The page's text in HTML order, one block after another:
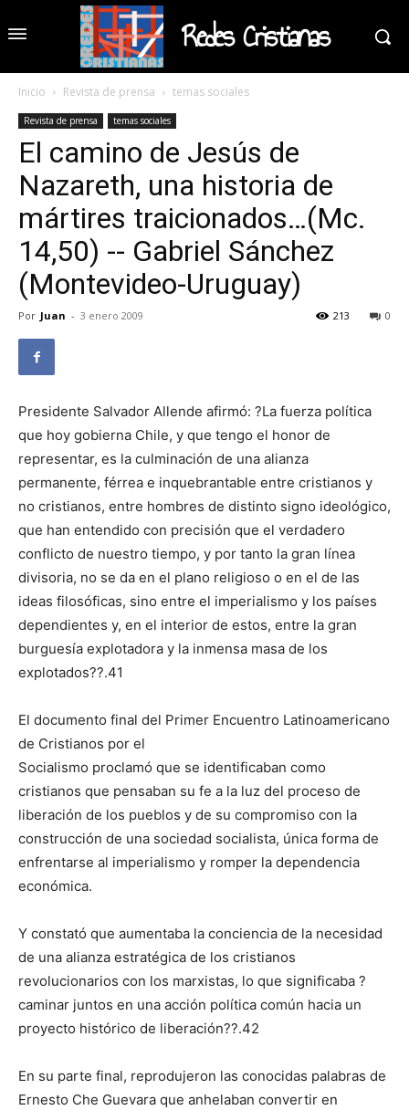
Redes Cristianas
Inicio Revista de prensa temas sociales
Revista de prensa temas sociales
El camino de Jesús de
Nazareth, una historia de
mártires traicionados…(Mc.
14,50) -- Gabriel Sánchez
(Montevideo-Uruguay)
Por Juan - 3 enero 2009 0
213
Presidente Salvador Allende afirmó: ?La fuerza política
que hoy gobierna Chile, y que tengo el honor de
representar, es la culminación de una alianza
permanente, férrea e inquebrantable entre cristianos y
no cristianos, entre hombres de distinto signo ideológico,
que han entendido con precisión que el verdadero
conflicto de nuestro tiempo, y por tanto la gran línea
divisoria, no se da en el plano religioso o en el de las
ideas filosóficas, sino entre el imperialismo y los países
dependientes y, en el interior de estos, entre la gran
burguesía explotadora y la inmensa masa de los
explotados??.41
El documento final del Primer Encuentro Latinoamericano
de Cristianos por el
Socialismo proclamó que se identificaban como
cristianos que pensaban su fe a la luz del proceso de
liberación de los pueblos y de su compromiso con la
construcción de una sociedad socialista, única forma de
enfrentarse al imperialismo y romper la dependencia
económica.
Y constató que aumentaba la conciencia de la necesidad
de una alianza estratégica de los cristianos
revolucionarios con los marxistas, lo que significaba ?
caminar juntos en una acción política común hacia un
proyecto histórico de liberación??.42
En su parte final, reprodujeron las conocidas palabras de
Ernesto Che Guevara que anhelaban convertir en